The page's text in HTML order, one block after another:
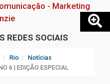
- Marketing
REDES SOCIAIS
Rio
Notícias
6 | EDIÇÃO ESPECIAL